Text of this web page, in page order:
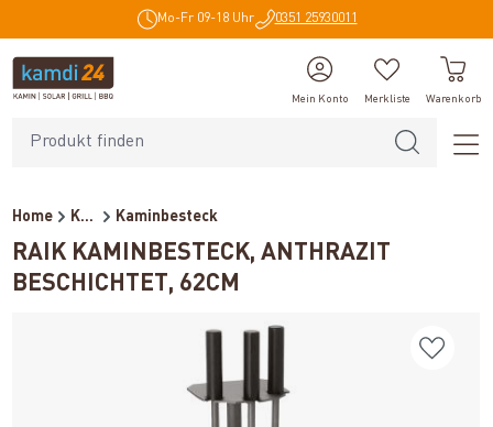
Mo-Fr 09-18 Uhr 0351 25930011
Mein Konto Merkliste Warenkorb
Home Kaminzubehör Kaminbesteck
RAIK KAMINBESTECK, ANTHRAZIT
BESCHICHTET, 62CM